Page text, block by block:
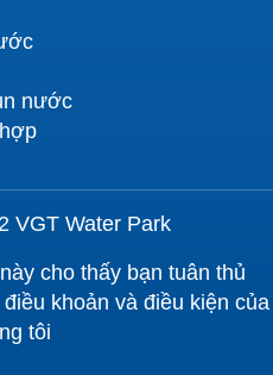
nước
VGT Water Park
cho thấy bạn tuân thủ
khoản và điều kiện của
tôi